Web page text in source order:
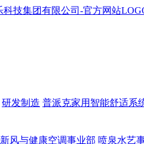
研发制造 普派克家用智能舒适系
新风与健康空调事业部 喷泉水艺